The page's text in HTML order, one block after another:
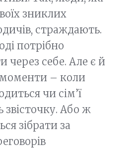
зниклих
страждають.
потрібно
через себе. Але є й
– коли
чи сім’ї
Або ж
зібрати за